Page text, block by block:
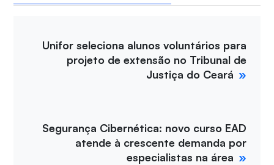
Unifor seleciona alunos voluntários para
projeto de extensão no Tribunal de
Justiça do Ceará
Segurança Cibernética: novo curso EAD
atende à crescente demanda por
especialistas na área